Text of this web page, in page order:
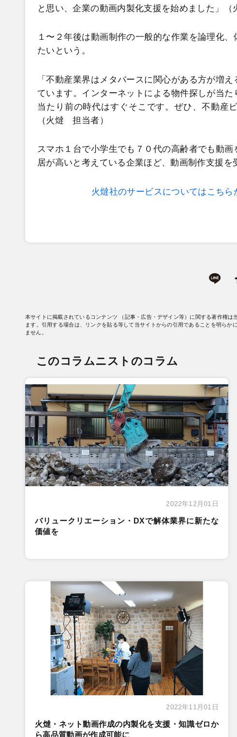
と思い、企業の動画内製化支援を始めました」
１〜２年後は動画制作の一般的な作業を論理化
たいという。
「不動産業界はメタバースに関心がある方が増
ています。インターネットによる物件探しが当
当たり前の時代はすぐそこです。ぜひ、不動産
（火燵 担当者）
スマホ１台で小学生でも７０代の高齢者でも動
居が高いと考えている企業ほど、動画制作支援を
火燵社のサービスについてはこち
本サイトに掲載されているコンテンツ （記事・広告・デザイン等）に関する著作権
ます。引用する場合は、リンクを貼る等して当サイトからの引用であることを明ら
ません。
このコラムニストのコラム
2022年12月01日
バリュークリエーション・DXで解体業界に新たな
価値を
2022年11月01日
火燵・ネット動画作成の内製化を支援・知識ゼロか
ら高品質動画が作成可能に